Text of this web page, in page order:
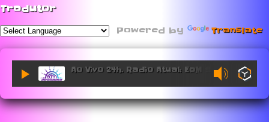
Tradutor
Powered by Translate
Ao Vivo 24h. Radio Atual: EDM Sessions.